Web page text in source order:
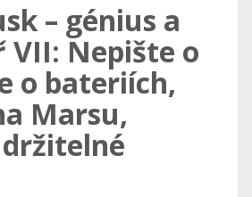
– génius a
VII: Nepište o
o bateriích,
Marsu,